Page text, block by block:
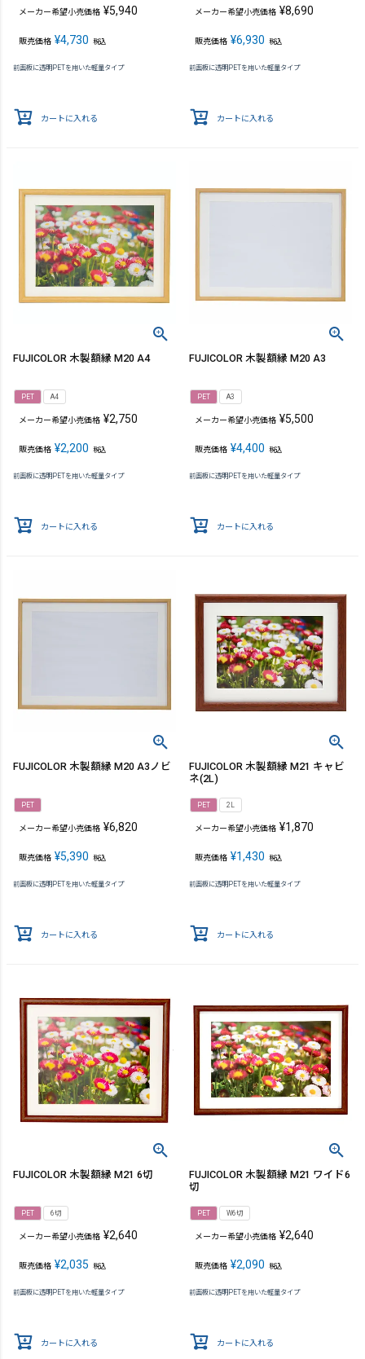
メーカー希望小売価格 ¥5,940
販売価格 ¥4,730 税込
前面板に透明PETを用いた軽量タイプ
カートに入れる
メーカー希望小売価格 ¥8,690
販売価格 ¥6,930 税込
前面板に透明PETを用いた軽量タイプ
カートに入れる
FUJICOLOR 木製額縁 M20 A4
PET A4
メーカー希望小売価格 ¥2,750
販売価格 ¥2,200 税込
前面板に透明PETを用いた軽量タイプ
カートに入れる
FUJICOLOR 木製額縁 M20 A3
PET A3
メーカー希望小売価格 ¥5,500
販売価格 ¥4,400 税込
前面板に透明PETを用いた軽量タイプ
カートに入れる
FUJICOLOR 木製額縁 M20 A3ノビ
PET
メーカー希望小売価格 ¥6,820
販売価格 ¥5,390 税込
前面板に透明PETを用いた軽量タイプ
カートに入れる
FUJICOLOR 木製額縁 M21 キャビ
ネ(2L)
PET 2L
メーカー希望小売価格 ¥1,870
販売価格 ¥1,430 税込
前面板に透明PETを用いた軽量タイプ
カートに入れる
FUJICOLOR 木製額縁 M21 6切
PET 6切
メーカー希望小売価格 ¥2,640
販売価格 ¥2,035 税込
前面板に透明PETを用いた軽量タイプ
カートに入れる
FUJICOLOR 木製額縁 M21 ワイド6
切
PET W6切
メーカー希望小売価格 ¥2,640
販売価格 ¥2,090 税込
前面板に透明PETを用いた軽量タイプ
カートに入れる